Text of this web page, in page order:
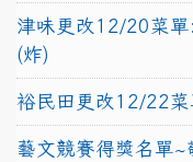
津味更改12/20菜
(炸)
裕民田更改12/22
藝文競賽得獎名單~